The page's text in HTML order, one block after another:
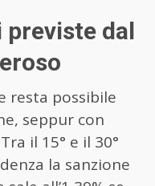
dal
resta possibile
seppur con
il 15° e il 30°
la sanzione